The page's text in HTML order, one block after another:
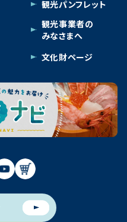
観光パンフレット
観光事業者の
みなさまへ
文化財ページ